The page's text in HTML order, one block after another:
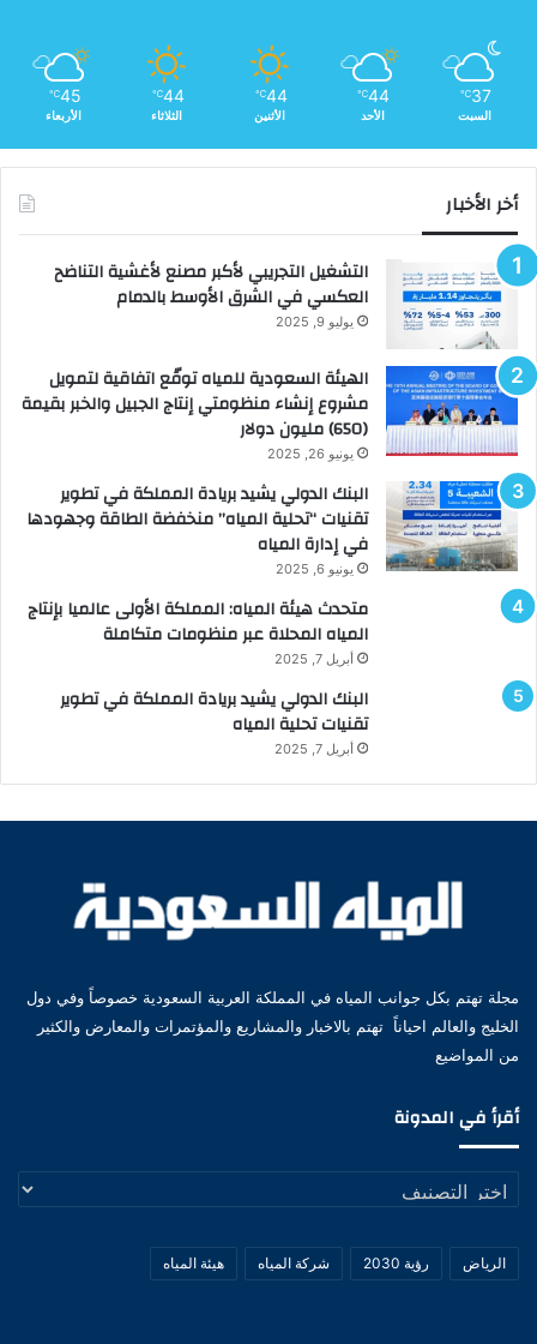
37
℃
السبت
44
℃
الأحد
44
℃
الأثنين
44
℃
الثلاثاء
45
℃
الأربعاء
أخر الأخبار
التشغيل التجريبي لأكبر مصنع لأغشية التناضح
العكسي في الشرق الأوسط بالدمام
يوليو 9, 2025
الهيئة السعودية للمياه توقّع اتفاقية لتمويل
مشروع إنشاء منظومتي إنتاج الجبيل والخبر بقيمة
(650) مليون دولار
يونيو 26, 2025
البنك الدولي يشيد بريادة المملكة في تطوير
تقنيات “تحلية المياه” منخفضة الطاقة وجهودها
في إدارة المياه
يونيو 6, 2025
متحدث هيئة المياه: المملكة الأولى عالميا بإنتاج
المياه المحلاة عبر منظومات متكاملة
أبريل 7, 2025
البنك الدولي يشيد بريادة المملكة في تطوير
تقنيات تحلية المياه
أبريل 7, 2025
مجلة تهتم بكل جوانب المياه في المملكة العربية السعودية خصوصاً وفي دول
الخليج والعالم احياناً تهتم بالاخبار والمشاريع والمؤتمرات والمعارض والكثير
من المواضيع
أقرأ في المدونة
أقرأ
في
الرياض رؤية 2030 شركة المياه هيئة المياه